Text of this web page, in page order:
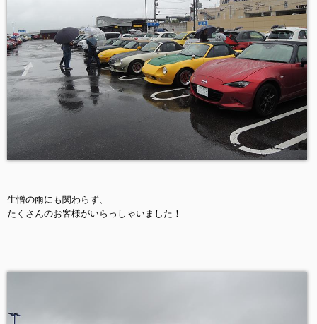
生憎の雨にも関わらず、
たくさんのお客様がいらっしゃいました！